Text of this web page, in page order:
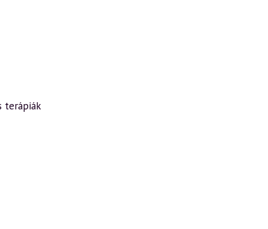
terápiák